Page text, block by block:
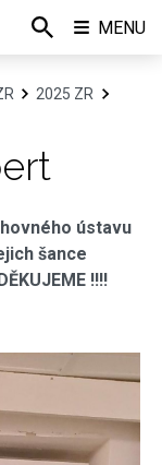
2025 ZR
ústavu
šance
!!!!
MENU